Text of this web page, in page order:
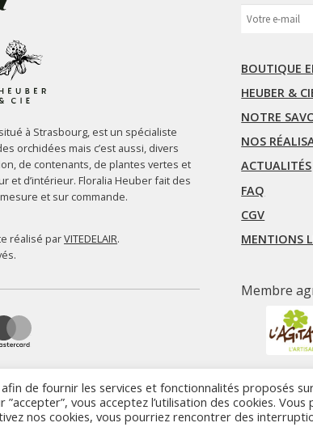
à Strasbourg, est un spécialiste
orchidées mais c’est aussi, divers
de contenants, de plantes vertes et
et d’intérieur. Floralia Heuber fait des
et sur commande.
réalisé parVITEDELAIR.
BOUTIQUE
HEUBER &
NOTRE
NOS
ACTUALITÉS
FAQ
CGV
MENTIONS
Membre
de fournir les services et fonctionnalités proposés
”accepter”, vous acceptez l’utilisation des cookies.
nos cookies, vous pourriez rencontrer des